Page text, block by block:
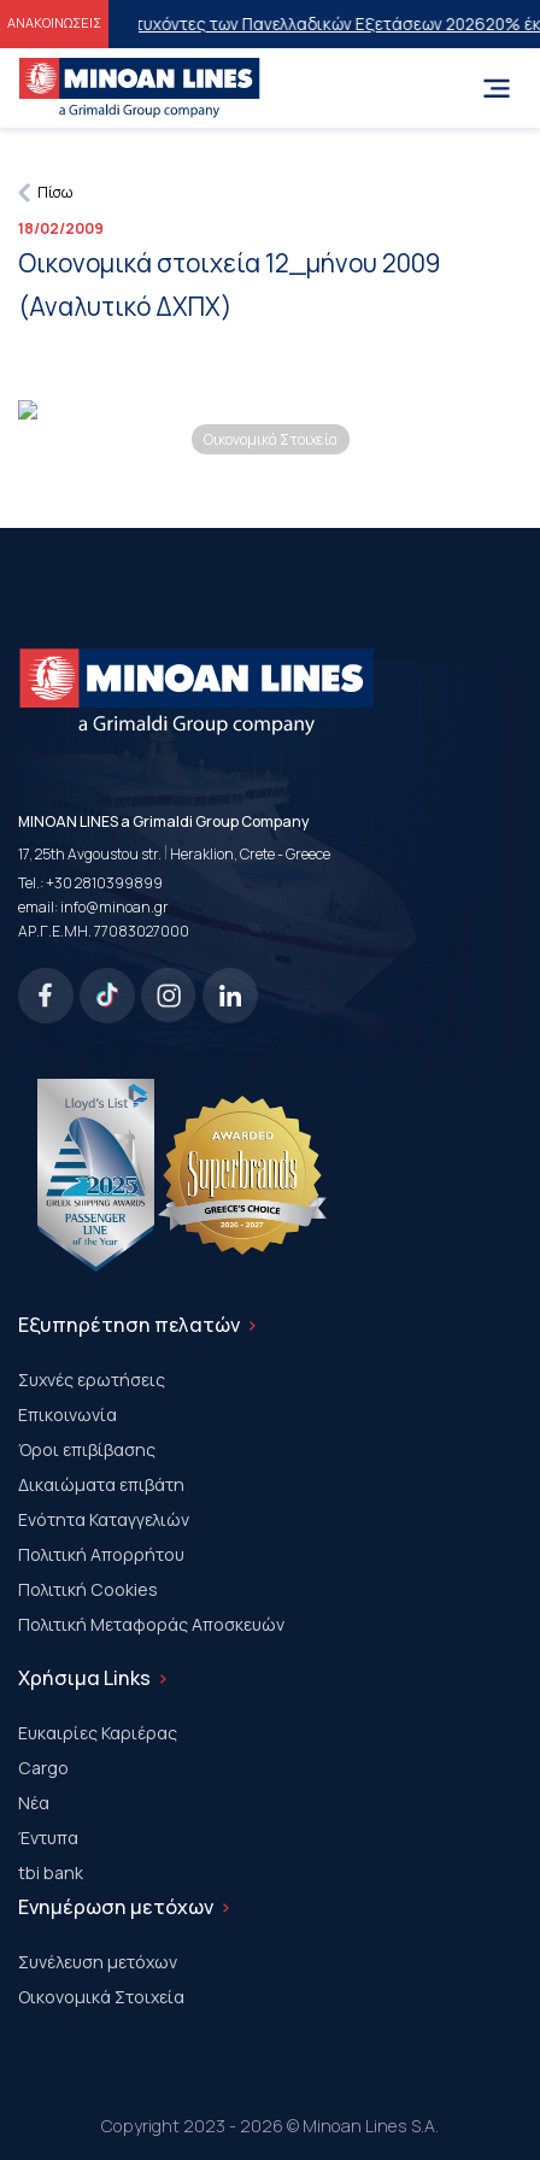
ΑΝΑΚΟΙΝΩΣΕΙΣ
στους Επιτυχόντες των Πανελλαδικών Εξετάσεων 202620%
Πίσω
18/02/2009
Οικονομικά στοιχεία 12_μήνου 2009
(Αναλυτικό ΔΧΠΧ)
Οικονομικά Στοιχεία
MINOAN LINES a Grimaldi Group Company
17, 25th Avgoustou str. | Heraklion, Crete - Greece
Tel.:+30 2810399899
email:info@minoan.gr
ΑΡ.Γ.Ε.ΜΗ. 77083027000
Εξυπηρέτηση πελατών
Συχνές ερωτήσεις
Επικοινωνία
Όροι επιβίβασης
Δικαιώματα επιβάτη
Ενότητα Καταγγελιών
Πολιτική Απορρήτου
Πολιτική Cookies
Πολιτική Μεταφοράς Αποσκευών
Χρήσιμα Links
Ευκαιρίες Καριέρας
Cargo
Νέα
Έντυπα
tbi bank
Ενημέρωση μετόχων
Συνέλευση μετόχων
Οικονομικά Στοιχεία
Copyright 2023 - 2026 © Minoan Lines S.A.